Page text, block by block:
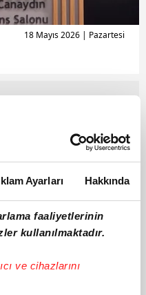
Ayarları Hakkında
faaliyetlerinin
kullanılmaktadır.
ve cihazlarını
18 Mayıs 2026 | Pazartesi